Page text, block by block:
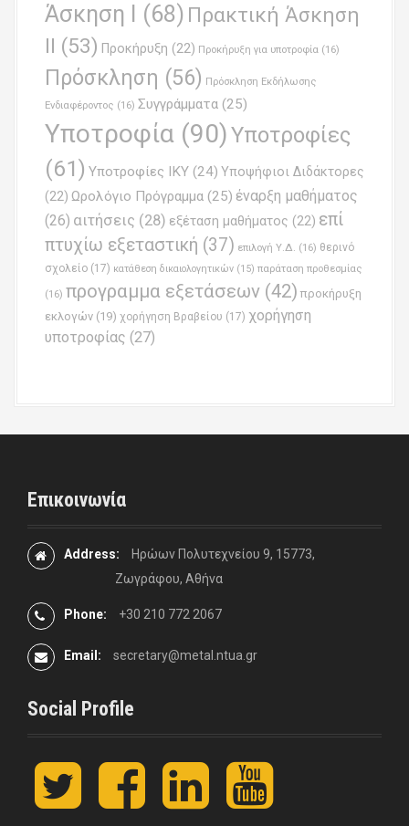
Άσκηση Ι
(68) Πρακτική Άσκηση
ΙΙ (53) Προκήρυξη (22) Προκήρυξη για υποτροφία (16)
Πρόσκληση (56) Πρόσκληση Εκδήλωσης
Ενδιαφέροντος (16) Συγγράμματα (25)
Υποτροφία (90)Υποτροφίες
(61) Υποτροφίες ΙΚΥ (24) Υποψήφιοι Διδάκτορες
(22) Ωρολόγιο Πρόγραμμα (25) έναρξη μαθήματος
(26) αιτήσεις (28) εξέταση μαθήματος (22) επί
πτυχίω εξεταστική (37) επιλογή Υ.Δ. (16) θερινό
σχολείο (17) κατάθεση δικαιολογητικών (15) παράταση προθεσμίας
(16) προγραμμα εξετάσεων (42) προκήρυξη
εκλογών (19) χορήγηση Βραβείου (17) χορήγηση
υποτροφίας (27)
Επικοινωνία
Address:
Ηρώων Πολυτεχνείου 9, 15773,
Ζωγράφου, Αθήνα
Phone: +30 210 772 2067
Email: secretary@metal.ntua.gr
Social Profile
t
i
F
c
L
n
y
u